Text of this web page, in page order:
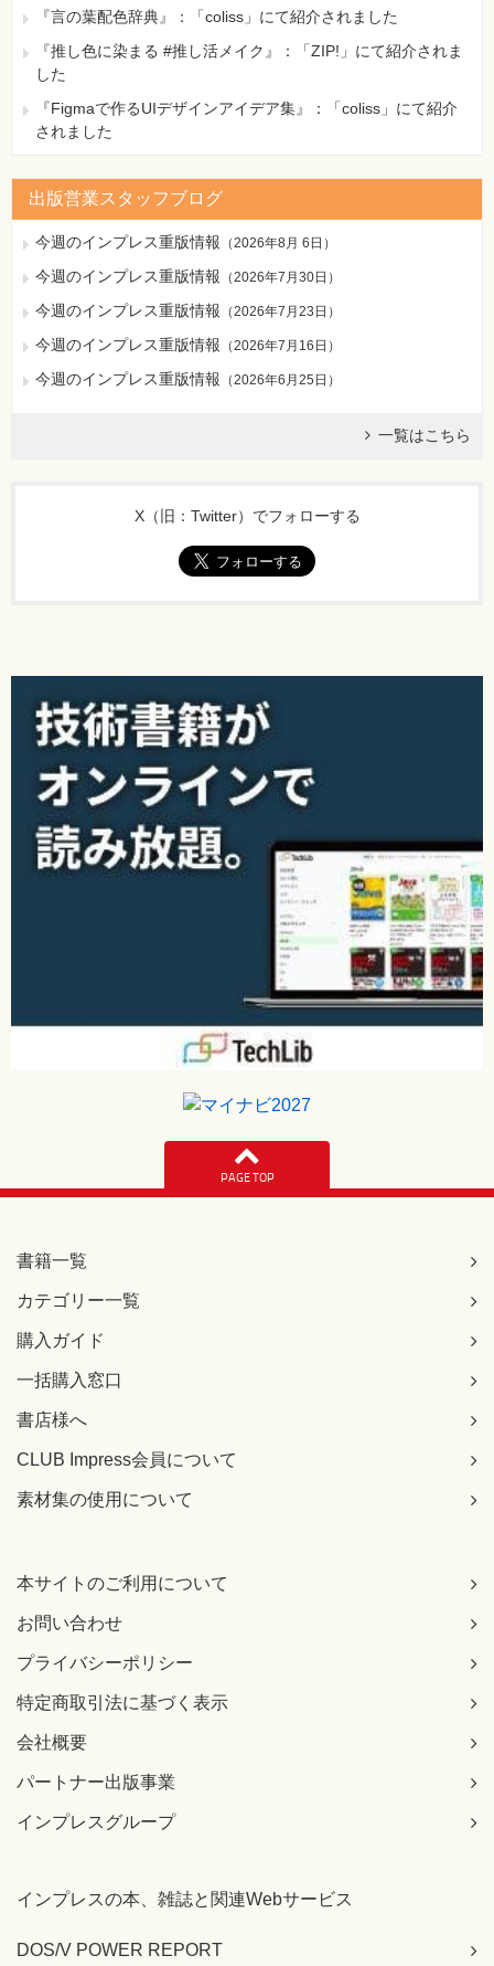
『言の葉配色辞典』：「coliss」にて紹介されました
『推し色に染まる #推し活メイク』：「ZIP!」にて紹介されま
した
『Figmaで作るUIデザインアイデア集』：「coliss」にて紹介
されました
出版営業スタッフブログ
今週のインプレス重版情報 （2026年8月 6日 ）
今週のインプレス重版情報 （2026年7月30日 ）
今週のインプレス重版情報 （2026年7月23日 ）
今週のインプレス重版情報 （2026年7月16日 ）
今週のインプレス重版情報 （2026年6月25日 ）
一覧はこちら
X（旧：Twitter）でフォローする
PAGE TOP
書籍一覧
カテゴリー一覧
購入ガイド
一括購入窓口
書店様へ
CLUB Impress会員について
素材集の使用について
本サイトのご利用について
お問い合わせ
プライバシーポリシー
特定商取引法に基づく表示
会社概要
パートナー出版事業
インプレスグループ
インプレスの本、雑誌と関連Webサービス
DOS/V POWER REPORT